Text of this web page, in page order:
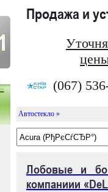
Продажа и
(067)
Автостекло »
Лобовые и
компаниии